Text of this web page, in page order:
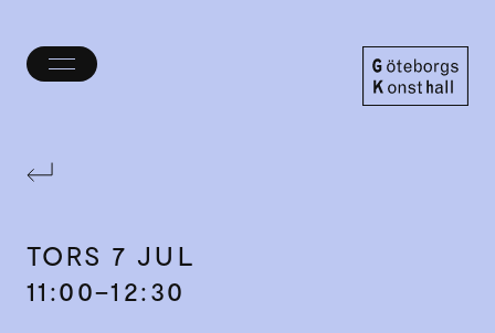
Öppna/stäng
TORS 7 JUL
11:00–12:30